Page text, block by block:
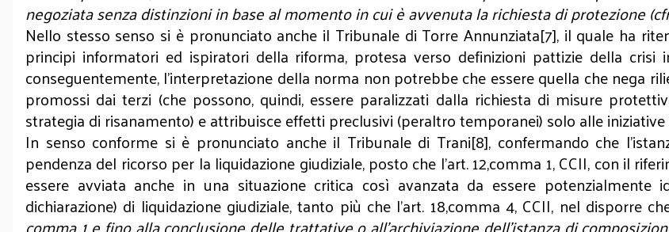
negoziata senza distinzioni in base al momento in cui è avvenuta la richiesta di protezione
Nello stesso senso si è pronunciato anche il Tribunale di Torre Annunziata[7], il quale ha
principi informatori ed ispiratori della riforma, protesa verso definizioni pattizie della crisi
conseguentemente, l'interpretazione della norma non potrebbe che essere quella che nega
promossi dai terzi (che possono, quindi, essere paralizzati dalla richiesta di misure
strategia di risanamento) e attribuisce effetti preclusivi (peraltro temporanei) solo alle
In senso conforme si è pronunciato anche il Tribunale di Trani[8], confermando che
pendenza del ricorso per la liquidazione giudiziale, posto che l'art. 12,comma 1, CCII, con il
essere avviata anche in una situazione critica così avanzata da essere
dichiarazione) di liquidazione giudiziale, tanto più che l'art. 18,comma 4, CCII, nel disporre